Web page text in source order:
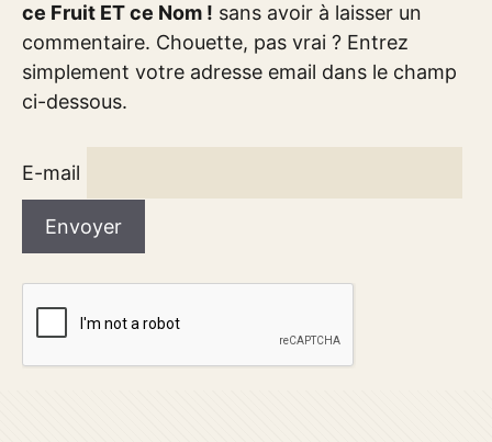
ce Fruit ET ce Nom ! sans avoir à laisser un
commentaire. Chouette, pas vrai ? Entrez
simplement votre adresse email dans le champ
ci-dessous.
E-mail